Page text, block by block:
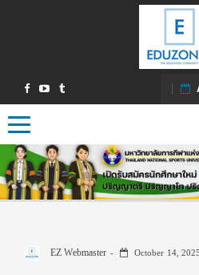
Toggle navigation
EZ Webmaster October 14, 2025